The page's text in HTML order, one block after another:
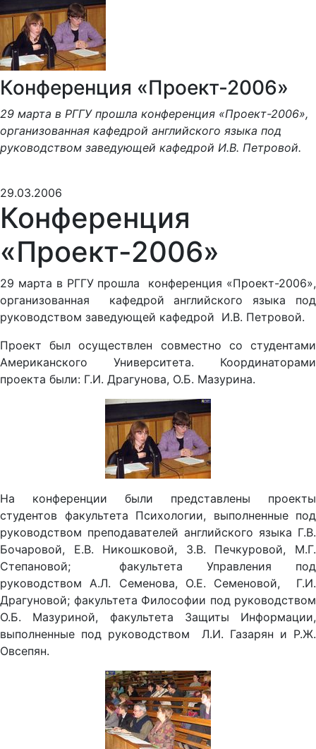
Конференция «Проект-2006»
29 марта в РГГУ прошла конференция «Проект-2006»,
организованная кафедрой английского языка под
руководством заведующей кафедрой И.В. Петровой.
29.03.2006
Конференция
«Проект-2006»
29 марта в РГГУ прошла конференция «Проект-2006»,
организованная кафедрой английского языка под
руководством заведующей кафедрой И.В. Петровой.
Проект был осуществлен совместно со студентами
Американского Университета. Координаторами
проекта были: Г.И. Драгунова, О.Б. Мазурина.
На конференции были представлены проекты
студентов факультета Психологии, выполненные под
руководством преподавателей английского языка Г.В.
Бочаровой, Е.В. Никошковой, З.В. Печкуровой, М.Г.
Степановой; факультета Управления под
руководством А.Л. Семенова, О.Е. Семеновой, Г.И.
Драгуновой; факультета Философии под руководством
О.Б. Мазуриной, факультета Защиты Информации,
выполненные под руководством Л.И. Газарян и Р.Ж.
Овсепян.